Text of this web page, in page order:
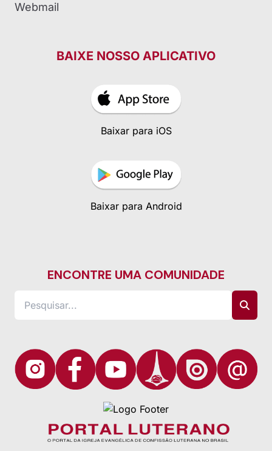
Webmail
BAIXE NOSSO APLICATIVO
Baixar para iOS
Baixar para Android
ENCONTRE UMA COMUNIDADE